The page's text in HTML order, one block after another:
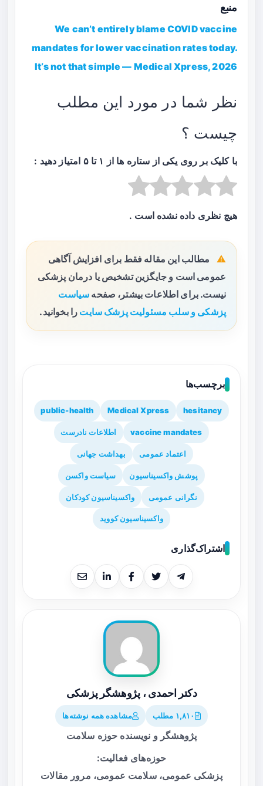
منبع
We can’t entirely blame COVID vaccine
mandates for lower vaccination rates today.
It’s not that simple — Medical Xpress, 2026
نظر شما در مورد این مطلب
چیست ؟
با کلیک بر روی یکی از ستاره ها از ۱ تا ۵ امتیاز دهید :
هیچ نظری داده نشده است .
مطالب این مقاله فقط برای افزایش آگاهی
عمومی است و جایگزین تشخیص یا درمان پزشکی
نیست. برای اطلاعات بیشتر، صفحه سیاست
پزشکی و سلب مسئولیت پزشک سایت را بخوانید.
برچسب‌ها
hesitancy
Medical Xpress
public-health
vaccine mandates اطلاعات نادرست
اعتماد عمومی بهداشت جهانی
پوشش واکسیناسیون سیاست واکسن
نگرانی عمومی واکسیناسیون کودکان
واکسیناسیون کووید
اشتراک‌گذاری
دکتر احمدی ، پژوهشگر پزشکی
۱,۸۱۰ مطلب مشاهده همه نوشته‌ها
پژوهشگر و نویسنده حوزه سلامت
حوزه‌های فعالیت:
پزشکی عمومی، سلامت عمومی، مرور مقالات